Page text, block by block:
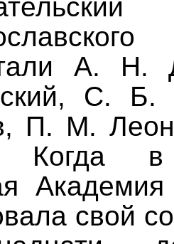
А. Н.
С.
П. М.
Когда
свой